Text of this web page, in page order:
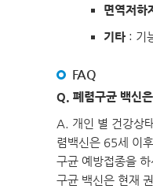
면역저하
기타 : 기
FAQ
Q. 폐렴구균 백신
A. 개인 별 건강상
렴백신은 65세 이
구균 예방접종을
구균 백신은 현재